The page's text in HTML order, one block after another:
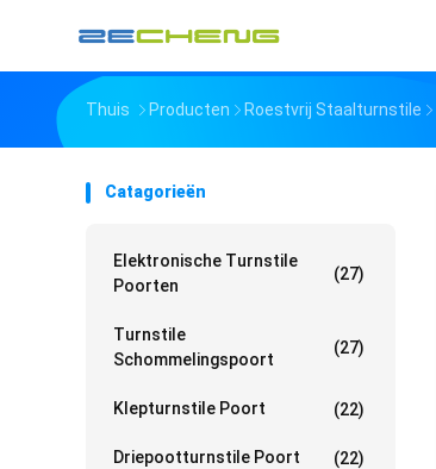
Thuis Producten Roestvrij Staalturnstile
Catagorieën
Elektronische Turnstile
Poorten
(27)
Turnstile
Schommelingspoort
(27)
Klepturnstile Poort (22)
Driepootturnstile Poort (22)